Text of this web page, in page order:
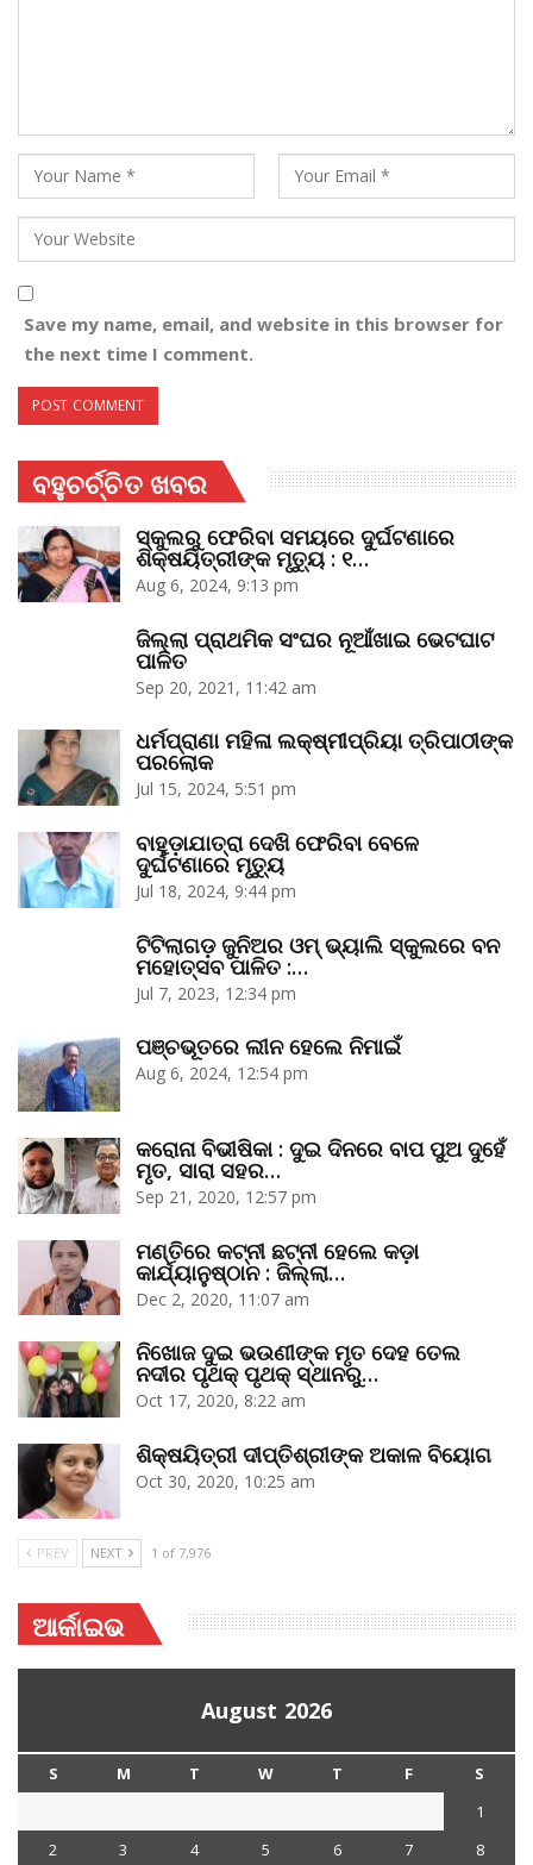
Save my name, email, and website in this browser for
the next time I comment.
ବହୁଚର୍ଚ୍ଚିତ ଖବର
ସ୍କୁଲରୁ ଫେରିବା ସମୟରେ ଦୁର୍ଘଟଣାରେ
ଶିକ୍ଷୟିତ୍ରୀଙ୍କ ମୃତ୍ୟୁ : ୧…
Aug 6, 2024, 9:13 pm
ଜିଲ୍ଲା ପ୍ରାଥମିକ ସଂଘର ନୂଆଁଖାଇ ଭେଟଘାଟ
ପାଳିତ
Sep 20, 2021, 11:42 am
ଧର୍ମପ୍ରାଣା ମହିଳା ଲକ୍ଷ୍ମୀପ୍ରିୟା ତ୍ରିପାଠୀଙ୍କ
ପରଲୋକ
Jul 15, 2024, 5:51 pm
ବାହୁଡ଼ାଯାତ୍ରା ଦେଖି ଫେରିବା ବେଳେ
ଦୁର୍ଘଟଣାରେ ମୃତ୍ୟୁ
Jul 18, 2024, 9:44 pm
ଟିଟିଲାଗଡ଼ ଜୁନିଅର ଓମ୍‌ ଭ୍ୟାଲି ସ୍କୁଲରେ ବନ
ମହୋତ୍ସବ ପାଳିତ :…
Jul 7, 2023, 12:34 pm
ପଞ୍ଚଭୂତରେ ଲୀନ ହେଲେ ନିମାଇଁ
Aug 6, 2024, 12:54 pm
କରୋନା ବିଭୀଷିକା : ଦୁଇ ଦିନରେ ବାପ ପୁଅ ଦୁହେଁ
ମୃତ, ସାରା ସହର…
Sep 21, 2020, 12:57 pm
ମଣ୍ତିରେ କଟ୍‌ନୀ ଛଟ୍‌ନୀ ହେଲେ କଡ଼ା
କାର୍ଯ୍ୟାନୁଷ୍ଠାନ : ଜିଲ୍ଲା…
Dec 2, 2020, 11:07 am
ନିଖୋଜ ଦୁଇ ଭଉଣୀଙ୍କ ମୃତ ଦେହ ତେଲ
ନଦୀର ପୃଥକ୍‌ ପୃଥକ୍‌ ସ୍ଥାନରୁ…
Oct 17, 2020, 8:22 am
ଶିକ୍ଷୟିତ୍ରୀ ଦୀପ୍ତିଶ୍ରୀଙ୍କ ଅକାଳ ବିୟୋଗ
Oct 30, 2020, 10:25 am
PREV NEXT 1 of 7,976
ଆର୍କାଇଭ
August 2026
S M T W T F
S
1
2
3 4 5 6 7 8